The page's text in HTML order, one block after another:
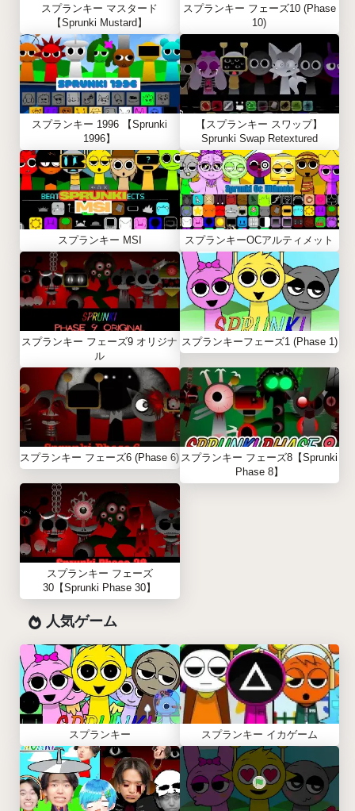
スプランキー マスタード
【Sprunki Mustard】
スプランキー フェーズ10 (Phase
10)
スプランキー 1996 【Sprunki
1996】
【スプランキー スワップ】
Sprunki Swap Retextured
スプランキー MSI スプランキーOCアルティメット
スプランキー フェーズ9 オリジナ
ル
スプランキーフェーズ1 (Phase 1)
スプランキー フェーズ6 (Phase 6) スプランキー フェーズ8【Sprunki
Phase 8】
スプランキー フェーズ
30【Sprunki Phase 30】
人気ゲーム
スプランキー スプランキー イカゲーム